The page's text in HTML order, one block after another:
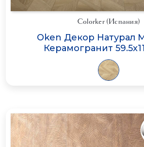
Colorker (Испания)
Oken Декор Натурал
Керамогранит